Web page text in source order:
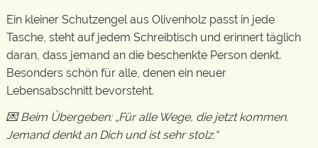
Ein kleiner Schutzengel aus Olivenholz passt in jede
Tasche, steht auf jedem Schreibtisch und erinnert täglich
daran, dass jemand an die beschenkte Person denkt.
Besonders schön für alle, denen ein neuer
Lebensabschnitt bevorsteht.
💌 Beim Übergeben: „Für alle Wege, die jetzt kommen.
Jemand denkt an Dich und ist sehr stolz.“